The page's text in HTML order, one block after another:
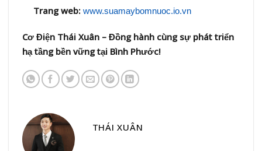
Trang web: www.suamaybomnuoc.io.vn
Cơ Điện Thái Xuân – Đồng hành cùng sự phát triển
hạ tầng bền vững tại Bình Phước!
THÁI XUÂN